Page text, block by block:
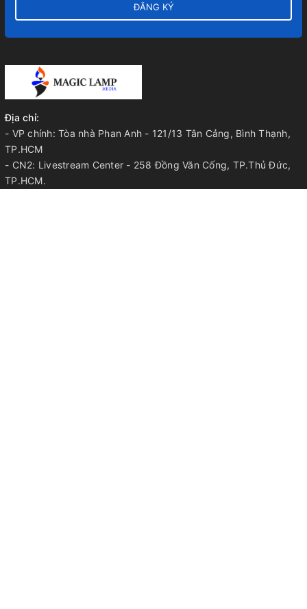
ĐĂNG KÝ
Địa chỉ:
- VP chính: Tòa nhà Phan Anh - 121/13 Tân Cảng, Bình Thạnh,
TP.HCM
- CN2: Livestream Center - 258 Đồng Văn Cống, TP.Thủ Đức,
TP.HCM.